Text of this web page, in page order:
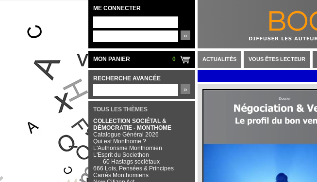
ME CONNECTER
»
MON PANIER 0
RECHERCHE AVANCÉE
»
TOUS LES THÈMES
COLLECTION SOCIÉTAL &
DÉMOCRATIE - MONTHOME
Catalogue Général 2026
Qui est Monthome ?
L'Authorisme Monthomien
L'Esprit du Societhon
60 Hastags sociétaux
666 Lois, Pensées & Principes
Carrés Monthomiens
ACTUALITÉS VOUS ÊTES LECTEUR